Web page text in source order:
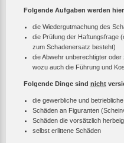
Folgende Aufgaben werden
die Wiedergutmachung des
die Prüfung der Haftungsfrage
zum Schadenersatz besteht)
die Abwehr unberechtigter
wozu auch die Führung und
Folgende Dinge sind nicht
die gewerbliche und
Schäden an Figuranten
Schäden die vorsätzlich
selbst erlittene Schäden